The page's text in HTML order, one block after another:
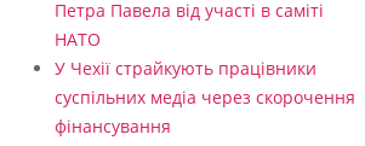
Петра Павела від участі в саміті
НАТО
У Чехії страйкують працівники
суспільних медіа через скорочення
фінансування